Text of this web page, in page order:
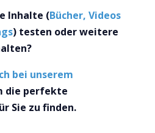
Inhalte (Bücher, Videos
) testen oder weitere
bei unserem
die perfekte
Sie zu finden.